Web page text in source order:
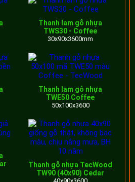
lam nhựa giả gỗ ngoài
nỡ và co ngót.
mối mọt.
trì.
Thanh lam gỗ nhựa
TWS30 - Coffee
30x90x3600mm
Thanh lam gỗ nhựa
TWE50 Coffee
50x100x3600
Thanh gỗ nhựa TecWood
TW90 (40x90) Cedar